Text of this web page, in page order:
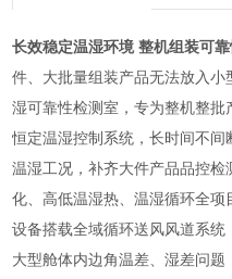
长效稳定温湿环境 整机组装可
件、大批量组装产品无法放入
湿可靠性检测室，专为整机整
恒定温湿控制系统，长时间不
温湿工况，补齐大件产品品控
化、高低温湿热、温湿循环全项
设备搭载全域循环送风风道系
大型舱体内边角温差、湿差问